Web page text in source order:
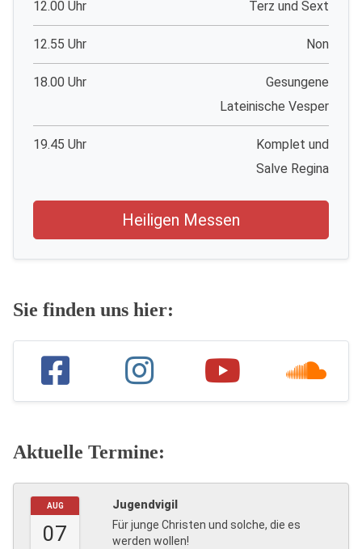
12.00 Uhr Terz und Sext
12.55 Uhr Non
18.00 Uhr
Gesungene
Lateinische Vesper
19.45 Uhr
Komplet und
Salve Regina
Heiligen Messen
Sie finden uns hier:
Aktuelle Termine:
AUG
07
Jugendvigil
Für junge Christen und solche, die es
werden wollen!